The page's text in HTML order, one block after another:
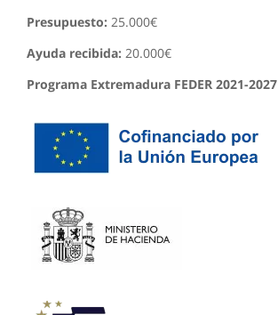
Presupuesto: 25.000€
Ayuda recibida: 20.000€
Programa Extremadura FEDER 2021-2027